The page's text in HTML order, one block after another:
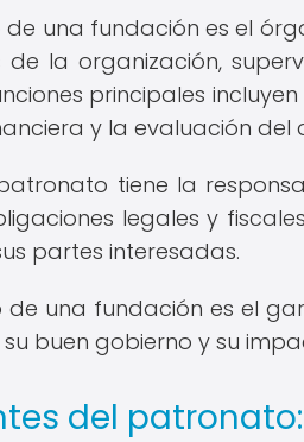
de una fundación es el
de la organización,
principales
y la evaluación
tiene la
legales y
partes interesadas.
una fundación es el
buen gobierno y su
del